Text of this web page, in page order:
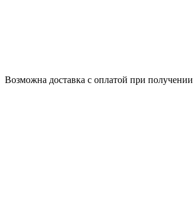
Возможна доставка с оплатой при получении